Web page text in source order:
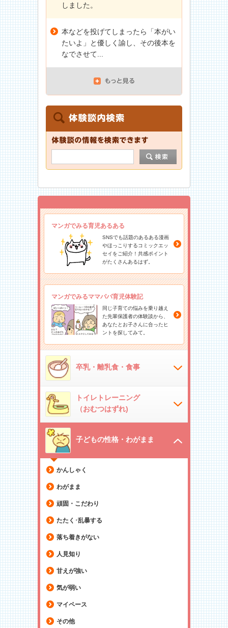
しました。
本などを投げてしまったら「本がい
たいよ」と優しく諭し、その後本を
なでさせて...
マンガでみる育児あるある
SNSでも話題のあるある漫画
やほっこりするコミックエッ
セイをご紹介！共感ポイント
がたくさんあるはず。
マンガでみるママパパ育児体験記
同じ子育ての悩みを乗り越え
た先輩保護者の体験談から、
あなたとお子さんに合ったヒ
ントを探してみて。
卒乳・離乳食・食事
トイレトレーニング
（おむつはずれ)
子どもの性格・わがまま
かんしゃく
わがまま
頑固・こだわり
たたく･乱暴する
落ち着きがない
人見知り
甘えが強い
気が弱い
マイペース
その他